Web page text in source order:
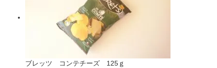
ブレッツ コンテチーズ 125ｇ